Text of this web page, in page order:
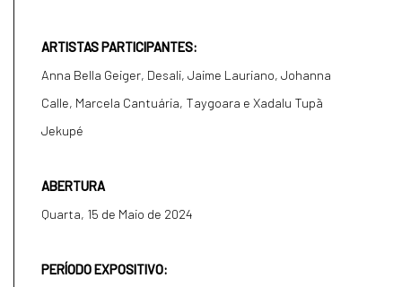
ARTISTAS PARTICIPANTES:
Anna Bella Geiger, Desali, Jaime Lauriano, Johanna
Calle, Marcela Cantuária, Taygoara e Xadalu Tupã
Jekupé
ABERTURA
Quarta, 15 de Maio de 2024
PERÍODO EXPOSITIVO: